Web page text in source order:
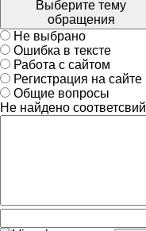
Выберите тему
обращения
Не выбрано
Ошибка в тексте
Работа с сайтом
Регистрация на сайте
Общие вопросы
Не найдено соответсвий